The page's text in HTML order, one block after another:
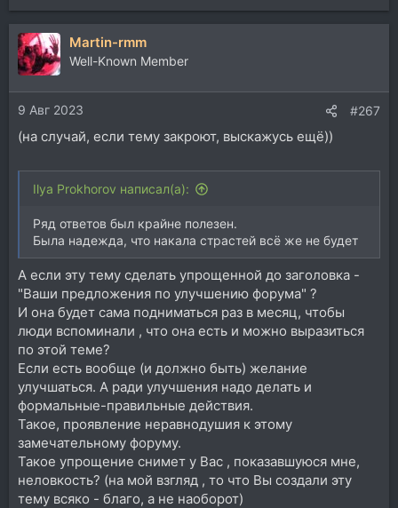
е
а
к
ц
и
и
:
Martin-rmm
Well-Known Member
9 Авг 2023 #267
(на случай, если тему закроют, выскажусь ещё))
Ilya Prokhorov написал(а):
Ряд ответов был крайне полезен.
Была надежда, что накала страстей всё же не будет
А если эту тему сделать упрощенной до заголовка -
"Ваши предложения по улучшению форума" ?
И она будет сама подниматься раз в месяц, чтобы
люди вспоминали , что она есть и можно выразиться
по этой теме?
Если есть вообще (и должно быть) желание
улучшаться. А ради улучшения надо делать и
формальные-правильные действия.
Такое, проявление неравнодушия к этому
замечательному форуму.
Такое упрощение снимет у Вас , показавшуюся мне,
неловкость? (на мой взгляд , то что Вы создали эту
тему всяко - благо, а не наоборот)